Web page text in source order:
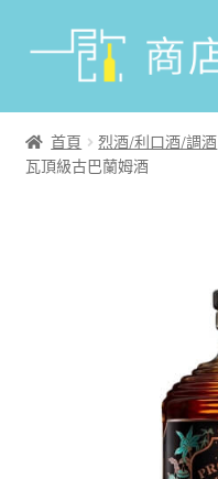
首頁
葡萄酒
首頁 烈酒/利口酒/調酒
瓦頂級古巴蘭姆酒